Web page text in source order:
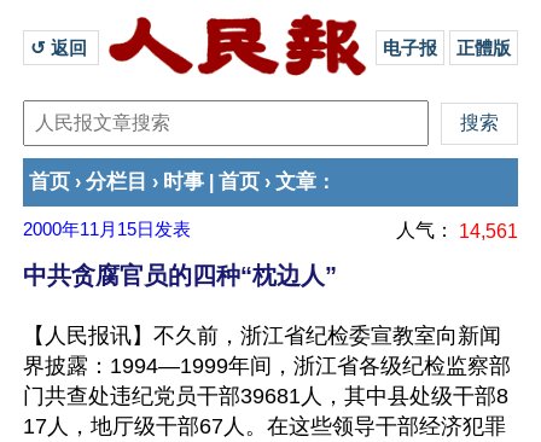
↺ 返回 电子报 正體版
首页 › 分栏目 › 时事 首页 › 文章 ：
2000年11月15日 发表 人气： 14,561
中共贪腐官员的四种“枕边人”
【人民报讯】不久前，浙江省纪检委宣教室向新闻
界披露：1994—1999年间，浙江省各级纪检监察部
门共查处违纪党员干部39681人，其中县处级干部8
17人，地厅级干部67人。在这些领导干部经济犯罪